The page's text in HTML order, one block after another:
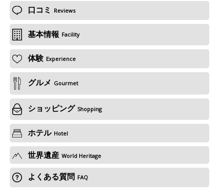
口コミ Reviews
基本情報 Facility
体験 Experience
グルメ Gourmet
ショッピング Shopping
ホテル Hotel
世界遺産 World Heritage
よくある質問 FAQ